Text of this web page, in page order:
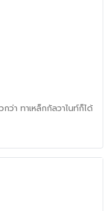
ว่า ทาเหล็กกัลวาไนท์ก็ได้